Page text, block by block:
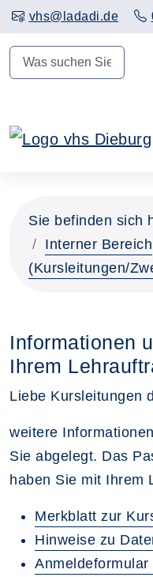
vhs@ladadi.de
Sie befinden sich
Interner Bereich
(Kursleitungen/
Informationen
Ihrem
Liebe Kursleitungen
weitere
Sie abgelegt. Das
haben Sie mit Ihrem
Merkblatt zur
Hinweise zu